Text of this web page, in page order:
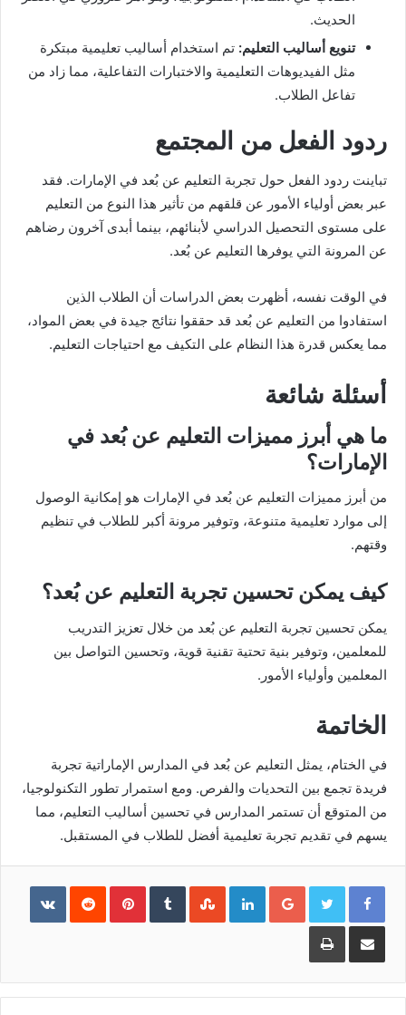
الحديث.
تنويع أساليب التعليم: تم استخدام أساليب تعليمية مبتكرة
مثل الفيديوهات التعليمية والاختبارات التفاعلية، مما زاد من
تفاعل الطلاب.
ردود الفعل من المجتمع
تباينت ردود الفعل حول تجربة التعليم عن بُعد في الإمارات. فقد
عبر بعض أولياء الأمور عن قلقهم من تأثير هذا النوع من التعليم
على مستوى التحصيل الدراسي لأبنائهم، بينما أبدى آخرون رضاهم
عن المرونة التي يوفرها التعليم عن بُعد.
في الوقت نفسه، أظهرت بعض الدراسات أن الطلاب الذين
استفادوا من التعليم عن بُعد قد حققوا نتائج جيدة في بعض المواد،
مما يعكس قدرة هذا النظام على التكيف مع احتياجات التعليم.
أسئلة شائعة
ما هي أبرز مميزات التعليم عن بُعد في
الإمارات؟
من أبرز مميزات التعليم عن بُعد في الإمارات هو إمكانية الوصول
إلى موارد تعليمية متنوعة، وتوفير مرونة أكبر للطلاب في تنظيم
وقتهم.
كيف يمكن تحسين تجربة التعليم عن بُعد؟
يمكن تحسين تجربة التعليم عن بُعد من خلال تعزيز التدريب
للمعلمين، وتوفير بنية تحتية تقنية قوية، وتحسين التواصل بين
المعلمين وأولياء الأمور.
الخاتمة
في الختام، يمثل التعليم عن بُعد في المدارس الإماراتية تجربة
فريدة تجمع بين التحديات والفرص. ومع استمرار تطور التكنولوجيا،
من المتوقع أن تستمر المدارس في تحسين أساليب التعليم، مما
يسهم في تقديم تجربة تعليمية أفضل للطلاب في المستقبل.
Google+
LinkedIn
Pinterest
مشاركة
البريد
طباعة